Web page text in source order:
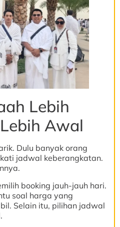
Lebih
Awal
Dulu banyak orang
jadwal keberangkatan.
booking jauh-jauh hari.
soal harga yang
Selain itu, pilihan jadwal